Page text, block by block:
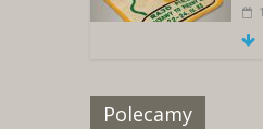
Polecamy